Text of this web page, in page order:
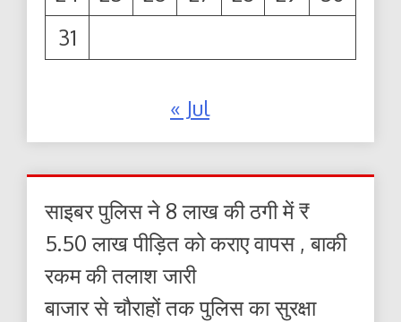
31
« Jul
साइबर पुलिस ने 8 लाख की ठगी में ₹
5.50 लाख पीड़ित को कराए वापस , बाकी
रकम की तलाश जारी
बाजार से चौराहों तक पुलिस का सुरक्षा